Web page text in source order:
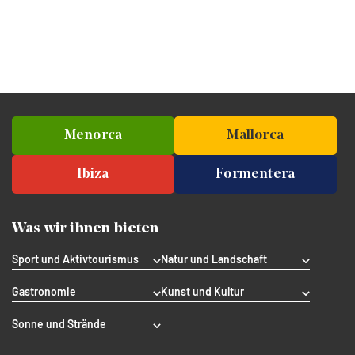
Menorca Mallorca
Ibiza Formentera
Was wir ihnen bieten
Sport und Aktivtourismus Natur und Landschaft
Gastronomie Kunst und Kultur
Sonne und Strände